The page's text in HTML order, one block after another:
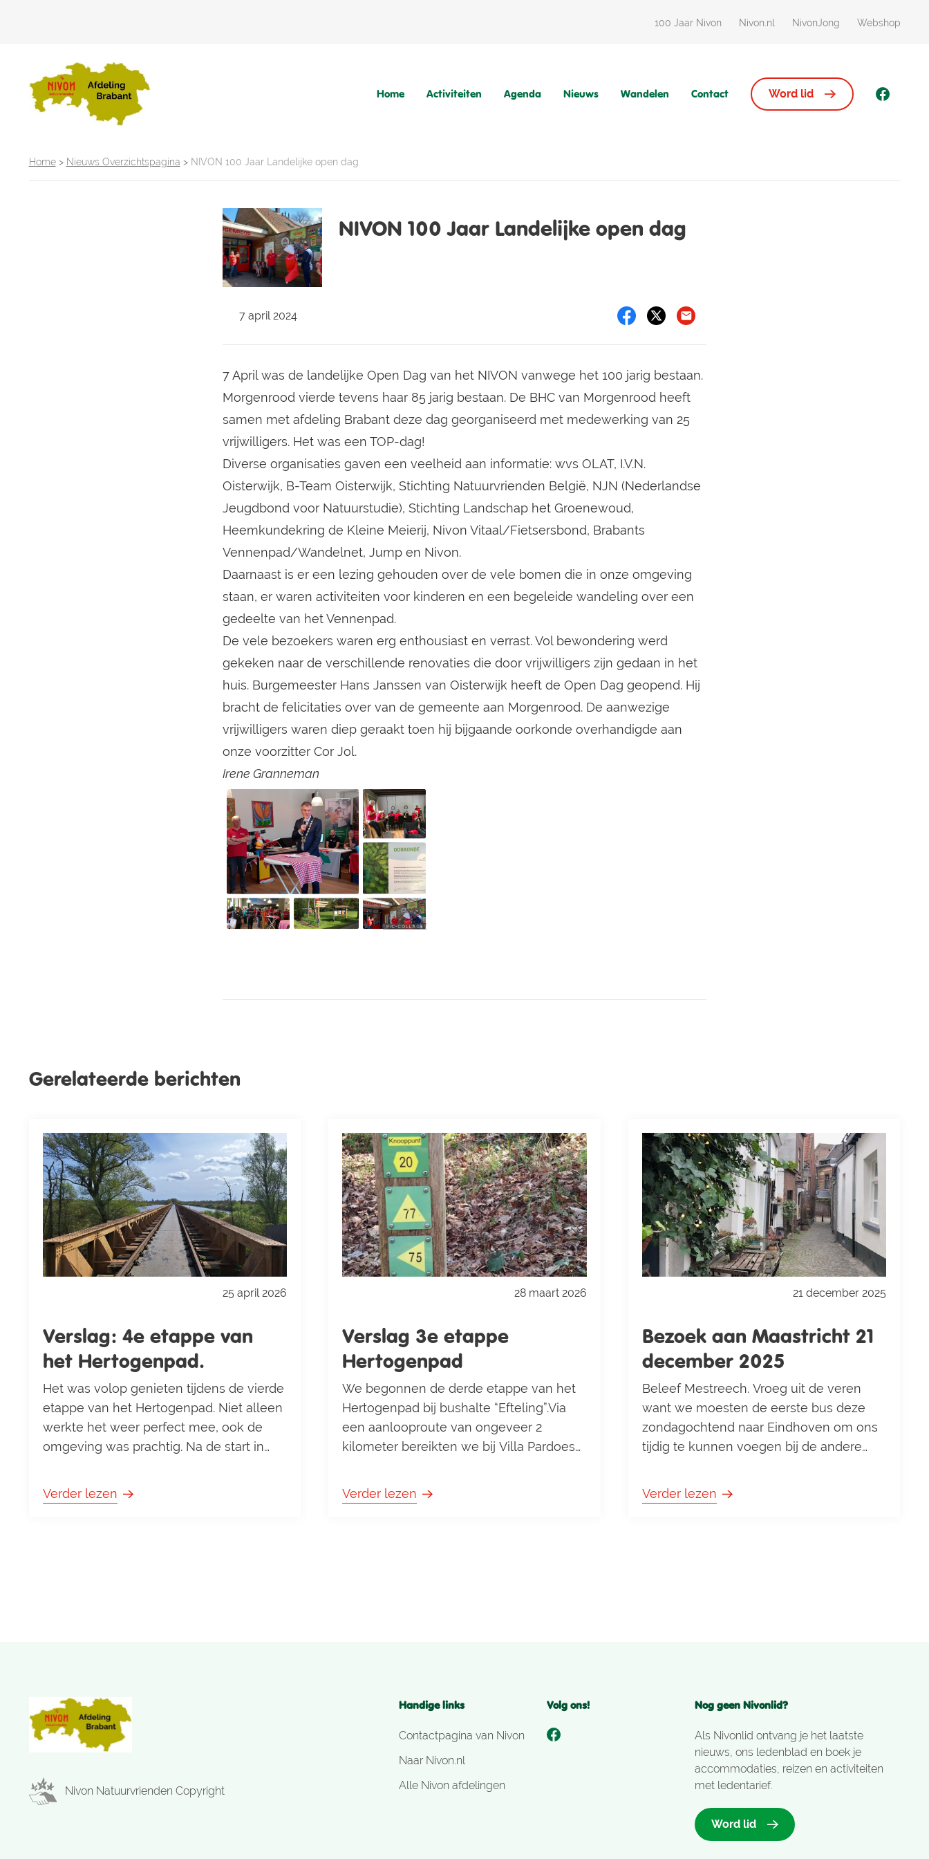
100 Jaar Nivon Nivon.nl NivonJong Webshop
Home Activiteiten Agenda Nieuws Wandelen Contact Word lid
Home> Nieuws Overzichtspagina > NIVON 100 Jaar Landelijke open dag
NIVON 100 Jaar Landelijke open dag
7 april 2024
7 April was de landelijke Open Dag van het NIVON vanwege het 100 jarig bestaan.
Morgenrood vierde tevens haar 85 jarig bestaan. De BHC van Morgenrood heeft
samen met afdeling Brabant deze dag georganiseerd met medewerking van 25
vrijwilligers. Het was een TOP-dag!
Diverse organisaties gaven een veelheid aan informatie: wvs OLAT, I.V.N.
Oisterwijk, B-Team Oisterwijk, Stichting Natuurvrienden België, NJN (Nederlandse
Jeugdbond voor Natuurstudie), Stichting Landschap het Groenewoud,
Heemkundekring de Kleine Meierij, Nivon Vitaal/Fietsersbond, Brabants
Vennenpad/Wandelnet, Jump en Nivon.
Daarnaast is er een lezing gehouden over de vele bomen die in onze omgeving
staan, er waren activiteiten voor kinderen en een begeleide wandeling over een
gedeelte van het Vennenpad.
De vele bezoekers waren erg enthousiast en verrast. Vol bewondering werd
gekeken naar de verschillende renovaties die door vrijwilligers zijn gedaan in het
huis. Burgemeester Hans Janssen van Oisterwijk heeft de Open Dag geopend. Hij
bracht de felicitaties over van de gemeente aan Morgenrood. De aanwezige
vrijwilligers waren diep geraakt toen hij bijgaande oorkonde overhandigde aan
onze voorzitter Cor Jol.
Irene Granneman
Gerelateerde berichten
25 april 2026
Verslag: 4e etappe van
het Hertogenpad.
Het was volop genieten tijdens de vierde
etappe van het Hertogenpad. Niet alleen
werkte het weer perfect mee, ook de
omgeving was prachtig. Na de start in
Moerputten, waar we een bijzonder
traject volgden over een oude spoorbrug.
Verder lezen
28 maart 2026
Verslag 3e etappe
Hertogenpad
We begonnen de derde etappe van het
Hertogenpad bij bushalte “Efteling”.Via
een aanlooproute van ongeveer 2
kilometer bereikten we bij Villa Pardoes
langs een oorlogsmonument, ook als je
het kent, blijft het goed om daar even bij
Verder lezen
21 december 2025
Bezoek aan Maastricht 21
december 2025
Beleef Mestreech. Vroeg uit de veren
want we moesten de eerste bus deze
zondagochtend naar Eindhoven om ons
tijdig te kunnen voegen bij de andere
ruimschoots op tijd bij de bushalte waren
bleek dat de bus 7 minuten te laat kwam.
Verder lezen
Nivon Natuurvrienden Copyright
Handige links
Contactpagina van Nivon
Naar Nivon.nl
Alle Nivon afdelingen
Volg ons! Nog geen Nivonlid?
Als Nivonlid ontvang je het laatste
nieuws, ons ledenblad en boek je
accommodaties, reizen en activiteiten
met ledentarief.
Word lid